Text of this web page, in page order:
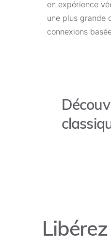
en expérience
une plus grande
connexions